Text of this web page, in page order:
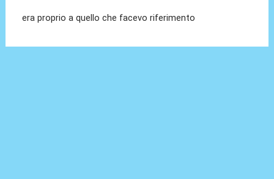
era proprio a quello che facevo riferimento